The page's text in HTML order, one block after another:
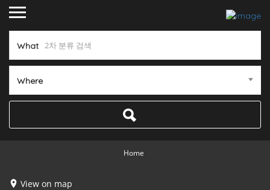
What
Where
Home
View on map